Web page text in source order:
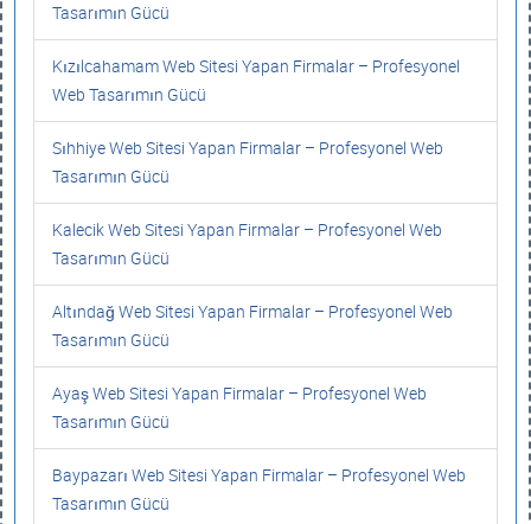
Tasarımın Gücü
Kızılcahamam Web Sitesi Yapan Firmalar – Profesyonel
Web Tasarımın Gücü
Sıhhiye Web Sitesi Yapan Firmalar – Profesyonel Web
Tasarımın Gücü
Kalecik Web Sitesi Yapan Firmalar – Profesyonel Web
Tasarımın Gücü
Altındağ Web Sitesi Yapan Firmalar – Profesyonel Web
Tasarımın Gücü
Ayaş Web Sitesi Yapan Firmalar – Profesyonel Web
Tasarımın Gücü
Baypazarı Web Sitesi Yapan Firmalar – Profesyonel Web
Tasarımın Gücü